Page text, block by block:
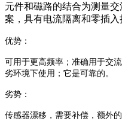
元件和磁路的结合为测量
案，具有电流隔离和零插入
优势：
可用于更高频率； 准确用于交流
劣环境下使用； 它是可靠的。
劣势 ：
传感器漂移，需要补偿， 额外